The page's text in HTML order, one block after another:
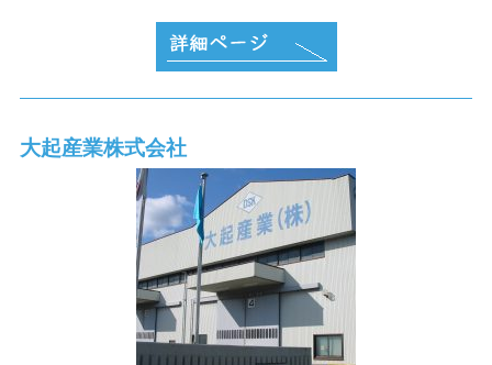
大起産業株式会社